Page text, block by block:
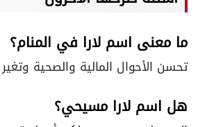
ما معنى اسم لارا في المنام؟
تحسن الأحوال المالية والصحية
هل اسم لارا مسيحي؟